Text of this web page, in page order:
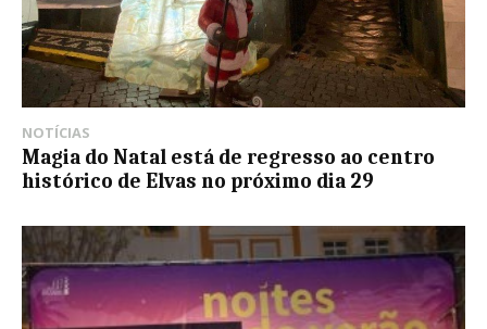
NOTÍCIAS
Magia do Natal está de regresso ao centro
histórico de Elvas no próximo dia 29